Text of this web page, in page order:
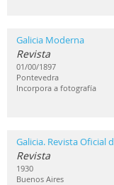
Galicia Moderna
Revista
01/00/1897
Pontevedra
Incorpora a fotografía
Galicia. Revista Oficial
Revista
1930
Buenos Aires